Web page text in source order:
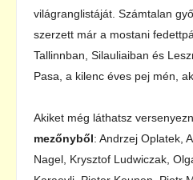
világranglistáját. Számtalan
szerzett már a mostani
Tallinnban, Silauliaiban és
Pasa, a kilenc éves pej mén,
Akiket még láthatsz
mezőnyből: Andrzej Oplatek,
Nagel, Krysztof Ludwiczak,